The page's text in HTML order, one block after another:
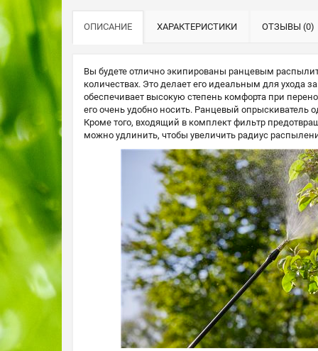
ОПИСАНИЕ ХАРАКТЕРИСТИКИ ОТЗЫВЫ (0)
Вы будете отлично экипированы ранцевым
количествах. Это делает его идеальным для ухода
обеспечивает высокую степень комфорта при
его очень удобно носить. Ранцевый опрыскиватель
Кроме того, входящий в комплект фильтр
можно удлинить, чтобы увеличить радиус